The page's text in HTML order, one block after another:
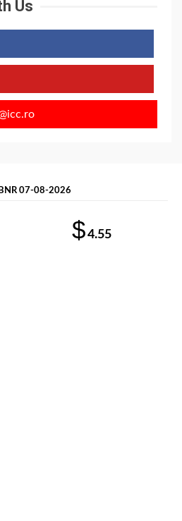
Us
07-08-2026
$4.55